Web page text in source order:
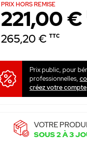
PRIX HORS REMISE
221,00 €
265,20 € TTC
Prix public, pour
professionnelles,
créez votre compte.
VOTRE
SOUS 2 À 3